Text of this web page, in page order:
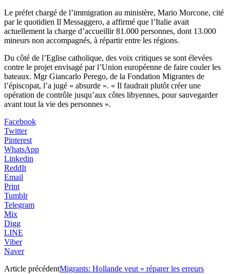
Le préfet chargé de l’immigration au ministère, Mario Morcone, cité
par le quotidien Il Messaggero, a affirmé que l’Italie avait
actuellement la charge d’accueillir 81.000 personnes, dont 13.000
mineurs non accompagnés, à répartir entre les régions.
Du côté de l’Eglise catholique, des voix critiques se sont élevées
contre le projet envisagé par l’Union européenne de faire couler les
bateaux. Mgr Giancarlo Perego, de la Fondation Migrantes de
l’épiscopat, l’a jugé « absurde ». « Il faudrait plutôt créer une
opération de contrôle jusqu’aux côtes libyennes, pour sauvegarder
avant tout la vie des personnes ».
Facebook
Twitter
Pinterest
WhatsApp
Linkedin
ReddIt
Email
Print
Tumblr
Telegram
Mix
Digg
LINE
Viber
Naver
Article précédentMigrants: Hollande veut « réparer les erreurs